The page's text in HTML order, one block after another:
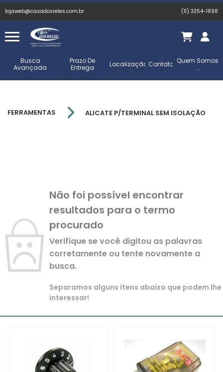
lojaweb@casadosreles.com.br (11) 3354-1898
Busca
Avançada
Prazo De
Entrega
Localização Contato Quem Somos
...
FERRAMENTAS ALICATE P/TERMINAL SEM ISOLAÇÃO
Não foi possível encontrar
resultados para o termo
procurado
Verifique se você digitou as palavras
corretamente ou tente novamente a
busca.
Separamos alguns itens abaixo que podem lhe
interessar!